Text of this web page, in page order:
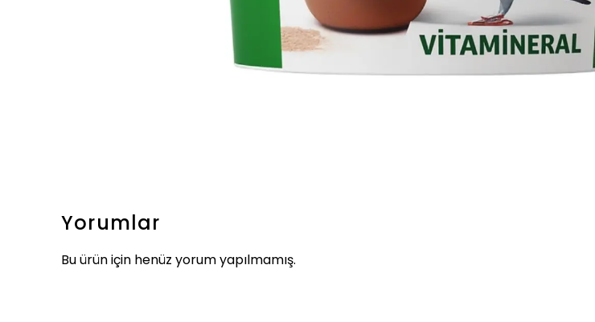
Yorumlar
Bu ürün için henüz yorum yapılmamış.